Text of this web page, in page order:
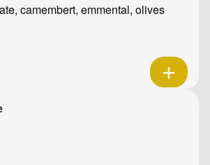
camembert, emmental, olives